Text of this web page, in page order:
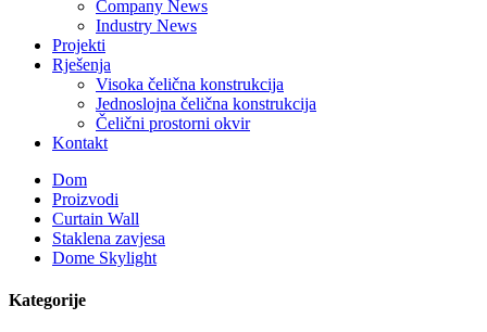
Company News
Industry News
Projekti
Rješenja
Visoka čelična konstrukcija
Jednoslojna čelična konstrukcija
Čelični prostorni okvir
Kontakt
Dom
Proizvodi
Curtain Wall
Staklena zavjesa
Dome Skylight
Kategorije